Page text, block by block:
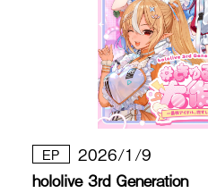
EP
2026/1/9
hololive 3rd Generation